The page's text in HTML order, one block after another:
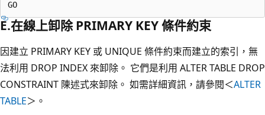
E.在線上卸除 PRIMARY KEY 條件約束
因建立 PRIMARY KEY 或 UNIQUE 條件約束而建立的索引，無
法利用 DROP INDEX 來卸除。 它們是利用 ALTER TABLE DROP
CONSTRAINT 陳述式來卸除。 如需詳細資訊，請參閱＜ALTER
TABLE＞。